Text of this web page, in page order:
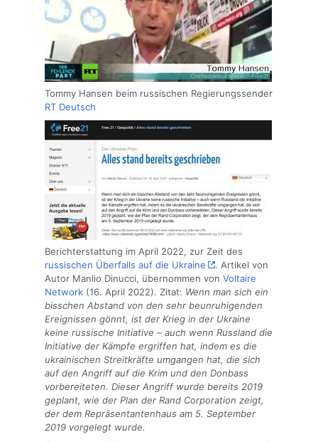
Tommy Hansen beim russischen Regierungssender
RT Deutsch
Berichterstattung im April 2022, zur Zeit des
russischen Überfalls auf die Ukraine
. Artikel von
Autor Manlio Dinucci, übernommen von Voltaire
Network (16. April 2022). Zitat: Wenn man sich ein
bisschen Abstand von den sehr beunruhigenden
Ereignissen gönnt, ist der Krieg in der Ukraine
keine russische Initiative – auch wenn Russland die
Initiative der Kämpfe ergriffen hat, indem es die
ukrainischen Streitkräfte umgangen hat, die sich
auf den Angriff auf die Krim und den Donbass
vorbereiteten. Dieser Angriff wurde bereits 2019
geplant, wie der Plan der Rand Corporation zeigt,
der dem Repräsentantenhaus am 5. September
2019 vorgelegt wurde.